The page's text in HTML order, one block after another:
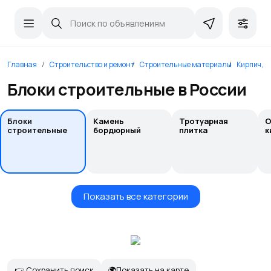
Главная Строительство и ремонт Строительные материалы Кирпич,
Блоки строительные в России
Блоки
строительные
Камень
бордюрный
Тротуарная
плитка
Показать все категории